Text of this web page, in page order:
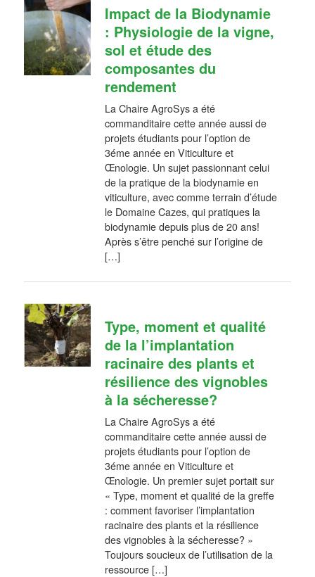
Impact de la Biodynamie
: Physiologie de la vigne,
sol et étude des
composantes du
rendement
La Chaire AgroSys a été
commanditaire cette année aussi de
projets étudiants pour l’option de
3éme année en Viticulture et
Œnologie. Un sujet passionnant celui
de la pratique de la biodynamie en
viticulture, avec comme terrain d’étude
le Domaine Cazes, qui pratiques la
biodynamie depuis plus de 20 ans!
Après s’être penché sur l’origine de
[…]
Type, moment et qualité
de la l’implantation
racinaire des plants et
résilience des vignobles
à la sécheresse?
La Chaire AgroSys a été
commanditaire cette année aussi de
projets étudiants pour l’option de
3éme année en Viticulture et
Œnologie. Un premier sujet portait sur
« Type, moment et qualité de la greffe
: comment favoriser l’implantation
racinaire des plants et la résilience
des vignobles à la sécheresse? »
Toujours soucieux de l’utilisation de la
ressource […]